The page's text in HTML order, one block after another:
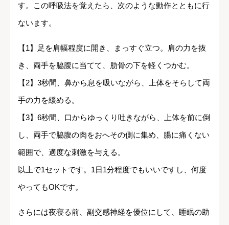
す。この呼吸法を覚えたら、次のような動作とともに行
ないます。
【1】足を肩幅程度に開き、まっすぐ立つ。肩の力を抜
き、両手を脇腹に当てて、肋骨の下を軽くつかむ。
【2】3秒間、鼻から息を吸いながら、上体をそらして両
手の力を緩める。
【3】6秒間、口からゆっくり吐きながら、上体を前に倒
し、両手で脇腹の肉をおへその側に集め、腸に痛くない
範囲で、適度な刺激を与える。
以上で1セットです。1日1分程度でもいいですし、何度
やってもOKです。
さらには夜寝る前、副交感神経を優位にして、睡眠の助